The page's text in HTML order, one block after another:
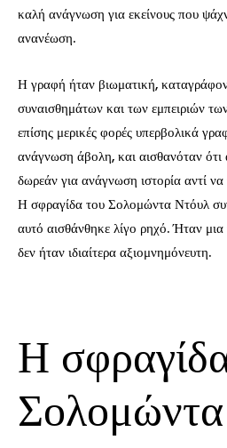
καλή ανάγνωση για εκείνους που
ανανέωση.
Η γραφή ήταν βιωματική,
συναισθημάτων και των εμπειριών
επίσης μερικές φορές υπερβολικά
ανάγνωση άβολη, και αισθανόταν
δωρεάν για ανάγνωση ιστορία αντί
Η σφραγίδα του Σολομώντα Ντόυλ
αυτό αισθάνθηκε λίγο ρηχό. Ήταν
δεν ήταν ιδιαίτερα αξιομνημόνευτη.
Η